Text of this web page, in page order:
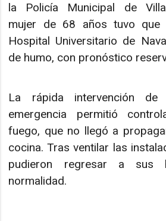
la Policía Municipal de
mujer de 68 años tuvo que
Hospital Universitario de
de humo, con pronóstico
La rápida intervención
emergencia permitió
fuego, que no llegó a
cocina. Tras ventilar las
pudieron regresar a sus
normalidad.